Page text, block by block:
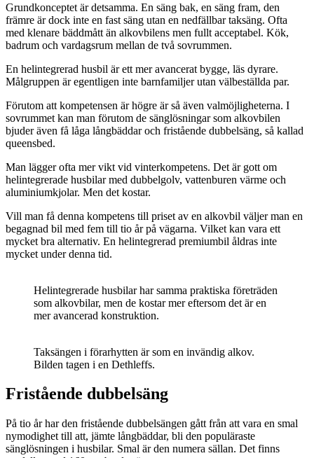
Grundkonceptet är detsamma. En säng bak, en säng fram, den
främre är dock inte en fast säng utan en nedfällbar taksäng. Ofta
med klenare bäddmått än alkovbilens men fullt acceptabel. Kök,
badrum och vardagsrum mellan de två sovrummen.
En helintegrerad husbil är ett mer avancerat bygge, läs dyrare.
Målgruppen är egentligen inte barnfamiljer utan välbeställda par.
Förutom att kompetensen är högre är så även valmöjligheterna. I
sovrummet kan man förutom de sänglösningar som alkovbilen
bjuder även få låga långbäddar och fristående dubbelsäng, så kallad
queensbed.
Man lägger ofta mer vikt vid vinterkompetens. Det är gott om
helintegrerade husbilar med dubbelgolv, vattenburen värme och
aluminiumkjolar. Men det kostar.
Vill man få denna kompetens till priset av en alkovbil väljer man en
begagnad bil med fem till tio år på vägarna. Vilket kan vara ett
mycket bra alternativ. En helintegrerad premiumbil åldras inte
mycket under denna tid.
Helintegrerade husbilar har samma praktiska företräden
som alkovbilar, men de kostar mer eftersom det är en
mer avancerad konstruktion.
Taksängen i förarhytten är som en invändig alkov.
Bilden tagen i en Dethleffs.
Fristående dubbelsäng
På tio år har den fristående dubbelsängen gått från att vara en smal
nymodighet till att, jämte långbäddar, bli den populäraste
sänglösningen i husbilar. Smal är den numera sällan. Det finns